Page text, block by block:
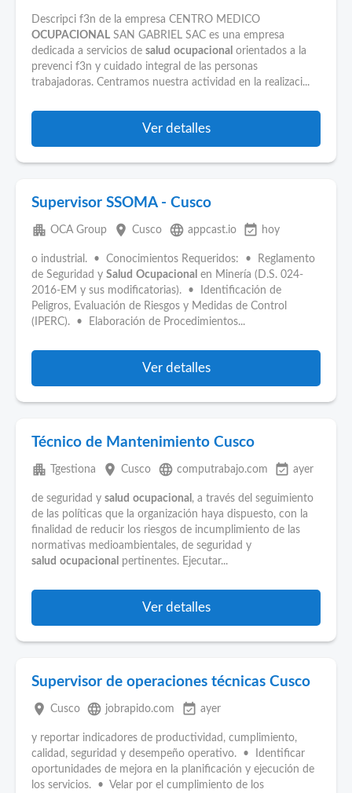
Descripci f3n de la empresa CENTRO MEDICO
OCUPACIONAL SAN GABRIEL SAC es una empresa
dedicada a servicios de salud ocupacional orientados a la
prevenci f3n y cuidado integral de las personas
trabajadoras. Centramos nuestra actividad en la realizaci...
Ver detalles
Supervisor SSOMA - Cusco
apartment OCA Group place Cusco language appcast.io event_available hoy
o industrial. • Conocimientos Requeridos: • Reglamento
de Seguridad y Salud Ocupacional en Minería (D.S. 024-
2016-EM y sus modificatorias). • Identificación de
Peligros, Evaluación de Riesgos y Medidas de Control
(IPERC). • Elaboración de Procedimientos...
Ver detalles
Técnico de Mantenimiento Cusco
apartment Tgestiona place Cusco language computrabajo.com event_available ayer
de seguridad y salud ocupacional , a través del seguimiento
de las políticas que la organización haya dispuesto, con la
finalidad de reducir los riesgos de incumplimiento de las
normativas medioambientales, de seguridad y
salud ocupacional pertinentes. Ejecutar...
Ver detalles
Supervisor de operaciones técnicas Cusco
place Cusco language jobrapido.com event_available ayer
y reportar indicadores de productividad, cumplimiento,
calidad, seguridad y desempeño operativo. • Identificar
oportunidades de mejora en la planificación y ejecución de
los servicios. • Velar por el cumplimiento de los